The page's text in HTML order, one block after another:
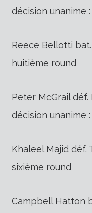
décision unanime :
Reece Bellotti
huitième round
Peter McGrail déf.
décision unanime
Khaleel Majid déf.
sixième round
Campbell Hatton